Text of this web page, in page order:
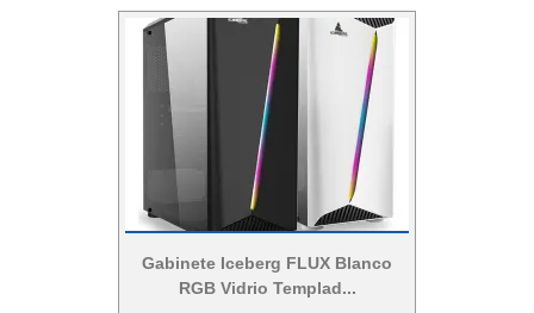
Vista Rápida
Gabinete Iceberg FLUX Blanco
RGB Vidrio Templad...